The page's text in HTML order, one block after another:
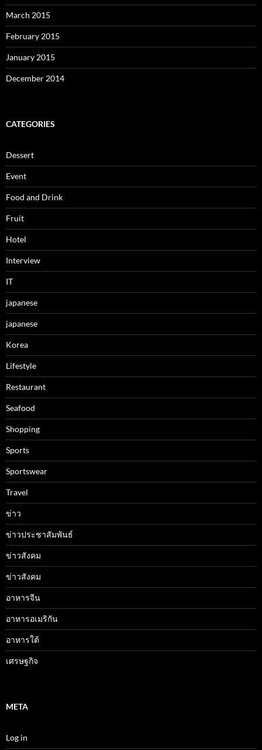
March 2015
February 2015
January 2015
December 2014
CATEGORIES
Dessert
Event
Food and Drink
Fruit
Hotel
Interview
IT
japanese
japanese
Korea
Lifestyle
Restaurant
Seafood
Shopping
Sports
Sportswear
Travel
ข่าว
ข่าวประชาสัมพันธ์
ข่าวสังคม
ข่าวสังคม
อาหารจีน
อาหารอเมริกัน
อาหารใต้
เศรษฐกิจ
META
Log in